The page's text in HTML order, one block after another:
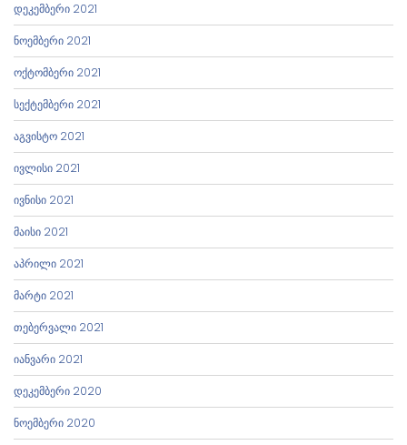
დეკემბერი 2021
ნოემბერი 2021
ოქტომბერი 2021
სექტემბერი 2021
აგვისტო 2021
ივლისი 2021
ივნისი 2021
მაისი 2021
აპრილი 2021
მარტი 2021
თებერვალი 2021
იანვარი 2021
დეკემბერი 2020
ნოემბერი 2020